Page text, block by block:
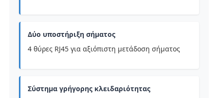
Δύο υποστήριξη σήματος
4 θύρες RJ45 για αξιόπιστη μετάδοση σήματος
Σύστημα γρήγορης κλειδαριότητας